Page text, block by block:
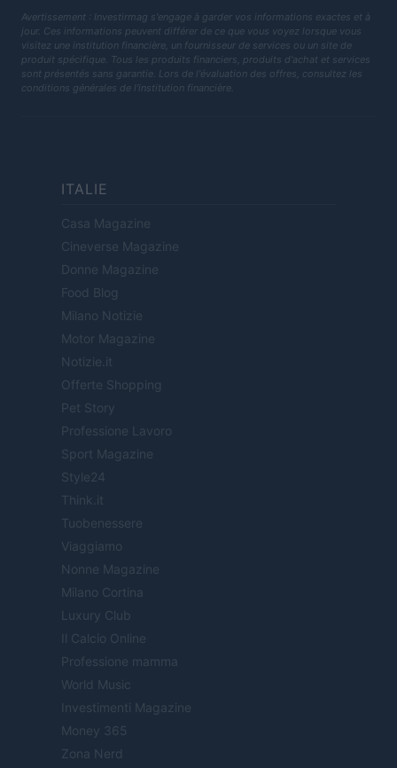
Avertissement : Investirmag s'engage à garder vos informations exactes et à
jour. Ces informations peuvent différer de ce que vous voyez lorsque vous
visitez une institution financière, un fournisseur de services ou un site de
produit spécifique. Tous les produits financiers, produits d'achat et services
sont présentés sans garantie. Lors de l'évaluation des offres, consultez les
conditions générales de l'institution financière.
ITALIE
Casa Magazine
Cineverse Magazine
Donne Magazine
Food Blog
Milano Notizie
Motor Magazine
Notizie.it
Offerte Shopping
Pet Story
Professione Lavoro
Sport Magazine
Style24
Think.it
Tuobenessere
Viaggiamo
Nonne Magazine
Milano Cortina
Luxury Club
Il Calcio Online
Professione mamma
World Music
Investimenti Magazine
Money 365
Zona Nerd